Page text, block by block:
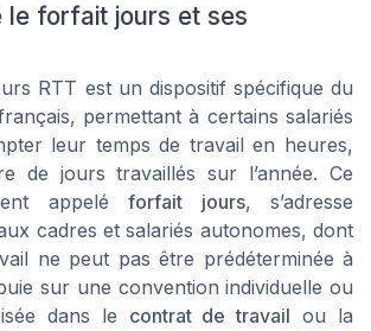
le forfait jours et ses
RTT est un dispositif spécifique du
permettant à certains salariés
leur temps de travail en heures,
de jours travaillés sur l’année. Ce
appeléforfait jours, s’adresse
cadres et salariés autonomes, dont
ne peut pas être prédéterminée à
sur une convention individuelle ou
dans le contrat de travail ou la